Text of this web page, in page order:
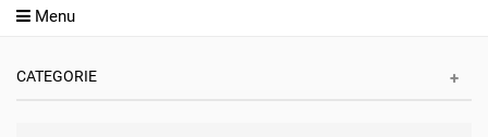
Menu
CATEGORIE